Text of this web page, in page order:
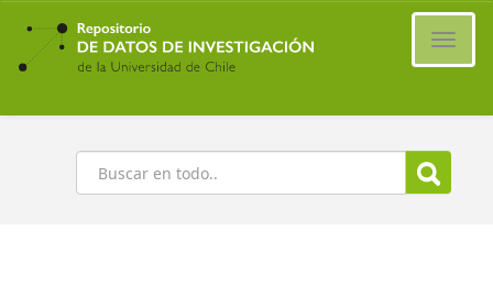
Ir
contenido
principal
Buscar